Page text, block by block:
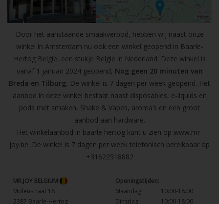
Door het aanstaande smaakverbod, hebben wij naast onze
winkel in Amsterdam nu ook een winkel geopend in Baarle-
Hertog Belgie, een stukje Belgie in Nederland. Deze winkel is
vanaf 1 januari 2024 geopend, Nog geen 20 minuten van
Breda en Tilburg. De winkel is 7 dagen per week geopend. Het
aanbod in deze winkel bestaat naast disposables, e-liquids en
pods met smaken, Shake & Vapes, aroma’s en een groot
aanbod aan hardware.
Het winkelaanbod in baarle hertog kunt u zien op www.mr-
joy.be. De winkel is 7 dagen per week telefonisch bereikbaar op
+31622518882
MR.JOY BELGIUM
Molenstraat 18
2387 Baarle-Hertog
Openingstijden:
Maandag:
10:00-18:00
Dinsdag:
10:00-18:00